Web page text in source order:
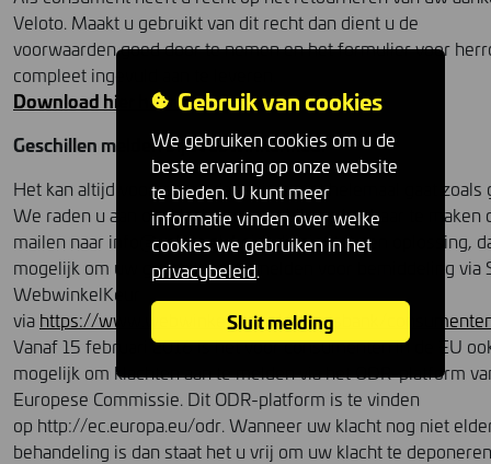
Veloto. Maakt u gebruikt van dit recht dan dient u de
voorwaarden goed door te nemen en het formulier voor
compleet ingevuld aan te leveren.
Download hier het retourformulier.
Geschillen melden bij Webwinkerlkeur
Het kan altijd voorkomen dat er iets niet helemaal gaat zoals
We raden u aan om klachten eerst bij ons kenbaar te maken
mailen naar info@veloto.nl. Leidt dit niet tot een oplossing,
mogelijk om uw geschil aan te melden voor bemiddeling via
WebwinkelKeur
via https://www.webwinkelkeur.nl/kennisbank/
Vanaf 15 februari 2016 is het voor consumenten in de EU
mogelijk om klachten aan te melden via het ODR-platform
Europese Commissie. Dit ODR-platform is te vinden
op http://ec.europa.eu/odr. Wanneer uw klacht nog niet
behandeling is dan staat het u vrij om uw klacht te
Gebruik van cookies
We gebruiken cookies om u de
beste ervaring op onze website
te bieden. U kunt meer
informatie vinden over welke
cookies we gebruiken in het
privacybeleid.
Sluit melding